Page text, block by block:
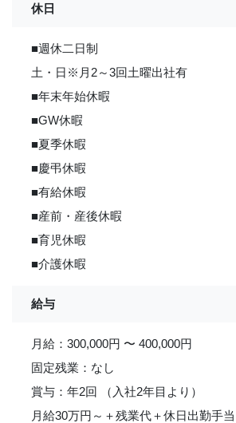
休日
■週休二日制
土・日※月2～3回土曜出社有
■年末年始休暇
■GW休暇
■夏季休暇
■慶弔休暇
■有給休暇
■産前・産後休暇
■育児休暇
■介護休暇
給与
月給：300,000円 〜 400,000円
固定残業：なし
賞与：年2回 （入社2年目より）
月給30万円～＋残業代＋休日出勤手当